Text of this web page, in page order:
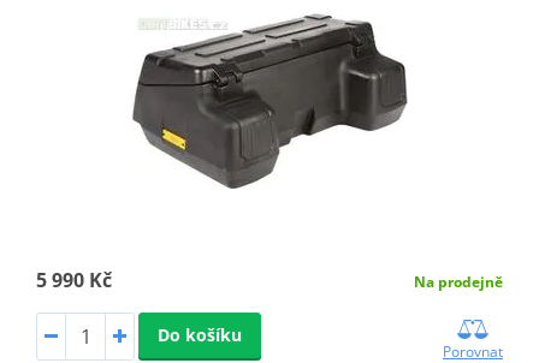
5 990 Kč Na prodejně
Do košíku
Porovnat